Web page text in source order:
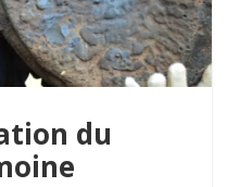
du